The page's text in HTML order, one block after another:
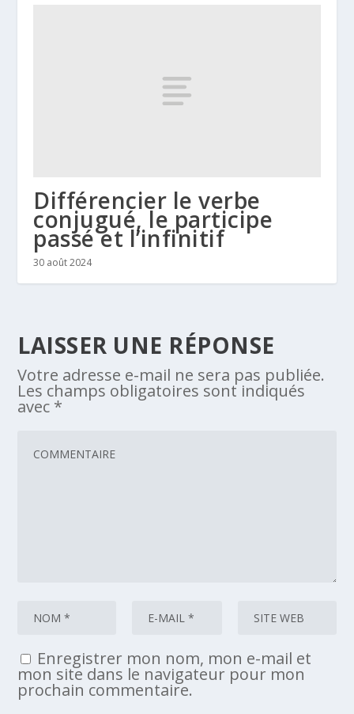
Différencier le verbe
conjugué, le participe
passé et l’infinitif
30 août 2024
LAISSER UNE RÉPONSE
Votre adresse e-mail ne sera pas publiée.
Les champs obligatoires sont indiqués
avec *
Enregistrer mon nom, mon e-mail et
mon site dans le navigateur pour mon
prochain commentaire.